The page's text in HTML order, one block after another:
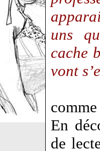
uns
cache
vont
En
de